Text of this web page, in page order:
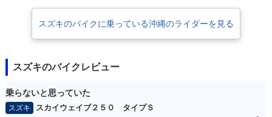
スズキのバイクに乗っている沖縄のライダーを見る
スズキのバイクレビュー
乗らないと思っていた
スズキ
スカイウェイブ２５０ タイプＳ